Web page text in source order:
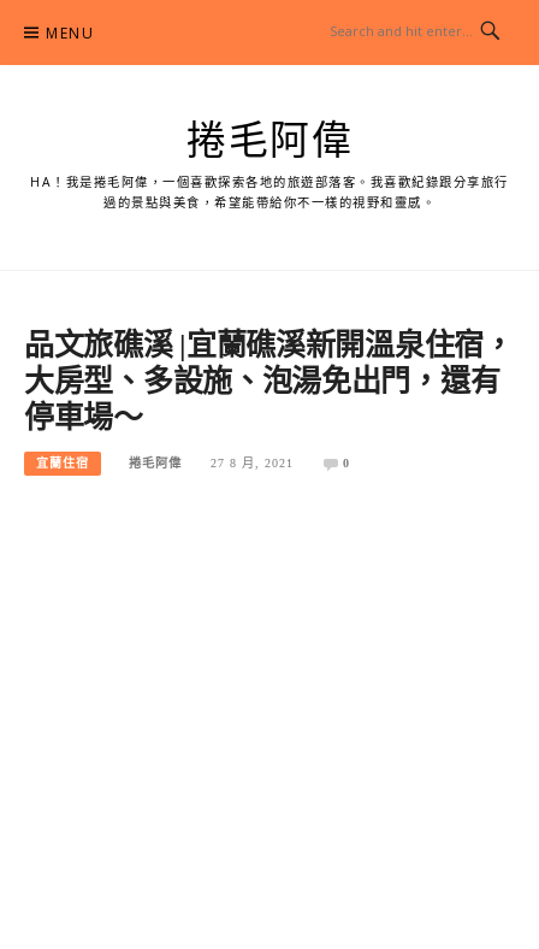
content
MENU
捲毛阿偉
HA！我是捲毛阿偉，一個喜歡探索各地的旅遊部落客。我喜歡紀錄跟分享旅行
過的景點與美食，希望能帶給你不一樣的視野和靈感。
品文旅礁溪 |宜蘭礁溪新開溫泉住宿，
大房型、多設施、泡湯免出門，還有
停車場～
宜蘭住宿 捲毛阿偉 27 8 月, 2021 0